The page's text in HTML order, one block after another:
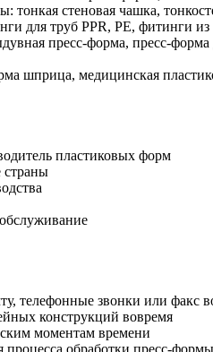
тонкая стеновая чашка,
для труб PPR, PE, фитинги
пресс-форма, пресс-
шприца, медицинская
пластиковых форм
страны
телефонные звонки или факс
конструкций вовремя
моментам времени
процесса обработки пресс-